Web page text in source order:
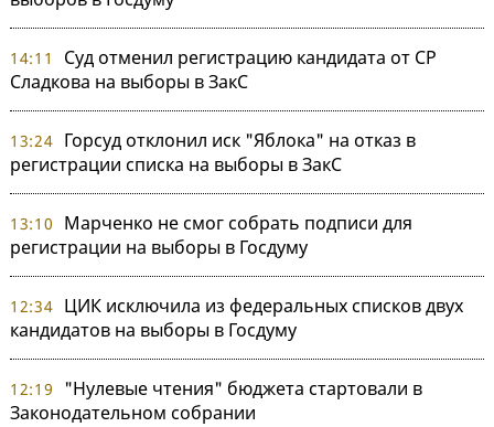
14:11
Суд отменил регистрацию кандидата от СР
Сладкова на выборы в ЗакС
13:24 Горсуд отклонил иск "Яблока" на отказ в
регистрации списка на выборы в ЗакС
13:10
Марченко не смог собрать подписи для
регистрации на выборы в Госдуму
12:34 ЦИК исключила из федеральных списков двух
кандидатов на выборы в Госдуму
12:19
"Нулевые чтения" бюджета стартовали в
Законодательном собрании